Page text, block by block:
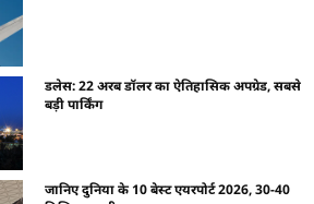
डलेस: 22 अरब डॉलर का ऐतिहासिक अपग्रेड, सबसे
बड़ी पार्किंग
जानिए दुनिया के 10 बेस्ट एयरपोर्ट 2026, 30-40